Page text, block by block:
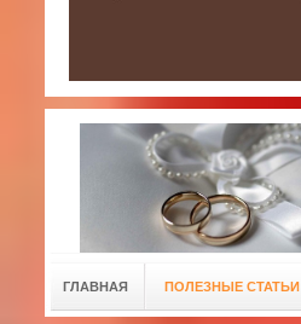
ГЛАВНАЯ ПОЛЕЗНЫЕ СТАТЬИ